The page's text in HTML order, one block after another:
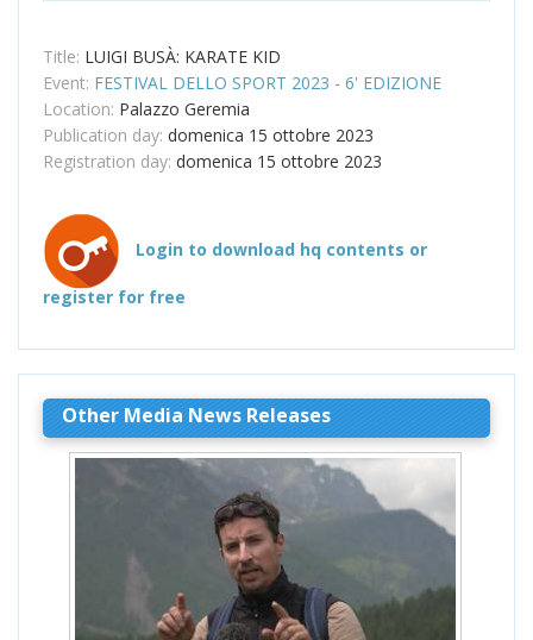
Title: LUIGI BUSÀ: KARATE KID
Event: FESTIVAL DELLO SPORT 2023 - 6' EDIZIONE
Location: Palazzo Geremia
Publication day: domenica 15 ottobre 2023
Registration day: domenica 15 ottobre 2023
Login to download hq contents or
register for free
Other Media News Releases